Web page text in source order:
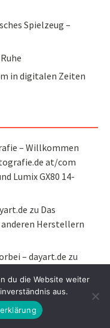
Spielzeug –
in digitalen Zeiten
– Willkommen
at/com
Lumix GX80 14-
zu Das
Herstellern
– dayart.de zu
140 – lenstrip.de
oder
du die Website weiter
aus.